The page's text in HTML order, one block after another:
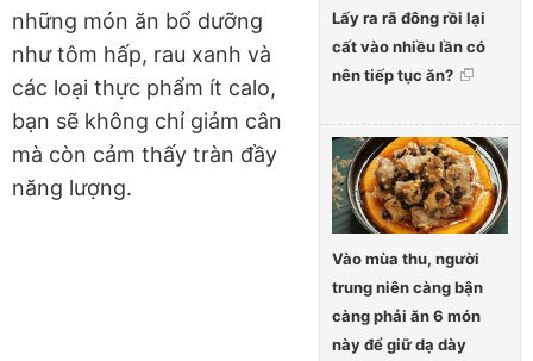
Lấy ra rã đông rồi lại
cất vào nhiều lần có
nên tiếp tục ăn?
Vào mùa thu, người
trung niên càng bận
càng phải ăn 6 món
này để giữ dạ dày
những món ăn bổ dưỡng
như tôm hấp, rau xanh và
các loại thực phẩm ít calo,
bạn sẽ không chỉ giảm cân
mà còn cảm thấy tràn đầy
năng lượng.